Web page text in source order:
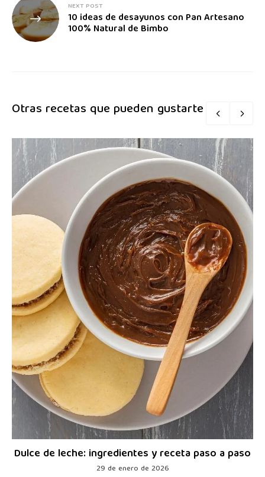
NEXT POST
10 ideas de desayunos con Pan Artesano
100% Natural de Bimbo
Otras recetas que pueden gustarte
Dulce de leche: ingredientes y receta paso a paso
29 de enero de 2026